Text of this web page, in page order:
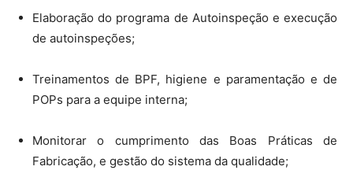
Elaboração do programa de Autoinspeção e execução
de autoinspeções;
Treinamentos de BPF, higiene e paramentação e de
POPs para a equipe interna;
Monitorar o cumprimento das Boas Práticas de
Fabricação, e gestão do sistema da qualidade;